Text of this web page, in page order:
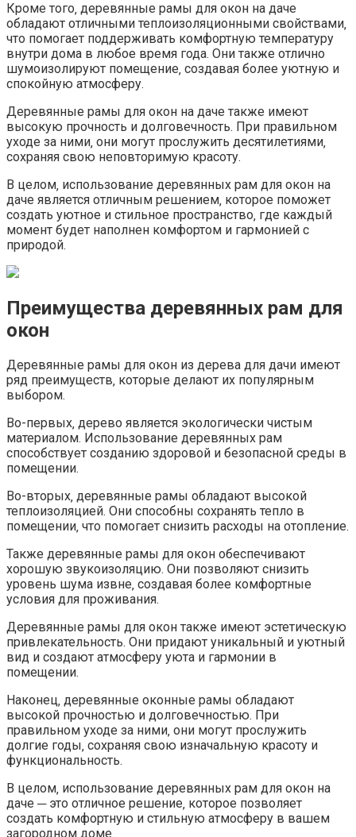
Кроме того‚ деревянные рамы для окон на даче
обладают отличными теплоизоляционными свойствами‚
что помогает поддерживать комфортную температуру
внутри дома в любое время года.​ Они также отлично
шумоизолируют помещение‚ создавая более уютную и
спокойную атмосферу.
Деревянные рамы для окон на даче также имеют
высокую прочность и долговечность.​ При правильном
уходе за ними‚ они могут прослужить десятилетиями‚
сохраняя свою неповторимую красоту.​
В целом‚ использование деревянных рам для окон на
даче является отличным решением‚ которое поможет
создать уютное и стильное пространство‚ где каждый
момент будет наполнен комфортом и гармонией с
природой.​
Преимущества деревянных рам для
окон
Деревянные рамы для окон из дерева для дачи имеют
ряд преимуществ‚ которые делают их популярным
выбором.
Во-первых‚ дерево является экологически чистым
материалом.​ Использование деревянных рам
способствует созданию здоровой и безопасной среды в
помещении.​
Во-вторых‚ деревянные рамы обладают высокой
теплоизоляцией. Они способны сохранять тепло в
помещении‚ что помогает снизить расходы на отопление.
Также деревянные рамы для окон обеспечивают
хорошую звукоизоляцию.​ Они позволяют снизить
уровень шума извне‚ создавая более комфортные
условия для проживания.​
Деревянные рамы для окон также имеют эстетическую
привлекательность.​ Они придают уникальный и уютный
вид и создают атмосферу уюта и гармонии в
помещении.​
Наконец‚ деревянные оконные рамы обладают
высокой прочностью и долговечностью.​ При
правильном уходе за ними‚ они могут прослужить
долгие годы‚ сохраняя свою изначальную красоту и
функциональность.​
В целом‚ использование деревянных рам для окон на
даче ─ это отличное решение‚ которое позволяет
создать комфортную и стильную атмосферу в вашем
загородном доме.​